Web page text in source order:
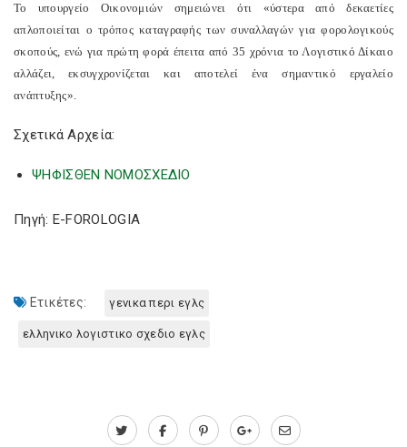
Το υπουργείο Οικονομιών σημειώνει ότι «ύστερα από δεκαετίες
απλοποιείται ο τρόπος καταγραφής των συναλλαγών για φορολογικούς
σκοπούς, ενώ για πρώτη φορά έπειτα από 35 χρόνια το Λογιστικό Δίκαιο
αλλάζει, εκσυγχρονίζεται και αποτελεί ένα σημαντικό εργαλείο
ανάπτυξης».
Σχετικά Αρχεία:
ΨΗΦΙΣΘΕΝ ΝΟΜΟΣΧΕΔΙΟ
Πηγή: E-FOROLOGIA
Ετικέτες: γενικα περι εγλς
ελληνικο λογιστικο σχεδιο εγλς